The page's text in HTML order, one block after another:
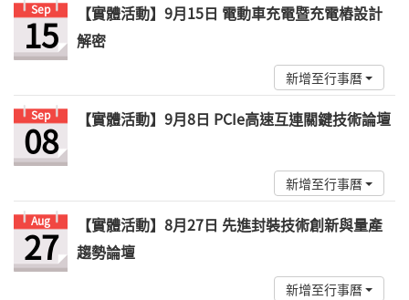
Sep
15
【實體活動】9月15日 電動車充電暨充電樁設計
解密
新增至行事曆
Sep
08 【實體活動】9月8日 PCIe高速互連關鍵技術論壇
新增至行事曆
Aug
27
【實體活動】8月27日 先進封裝技術創新與量產
趨勢論壇
新增至行事曆